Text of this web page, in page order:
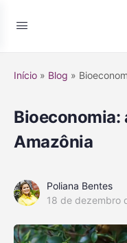
Início » Blog »
Bioeconomia:
Amazônia
Poliana Bentes
18 de dezembro